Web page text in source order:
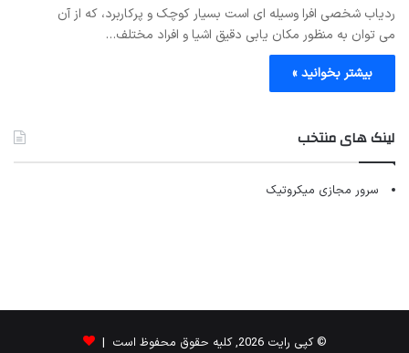
ردیاب شخصی افرا وسیله ای است بسیار کوچک و پرکاربرد، که از آن
می توان به منظور مکان یابی دقیق اشیا و افراد مختلف…
بیشتر بخوانید »
لینک های منتخب
سرور مجازی میکروتیک
© کپی رایت 2026, کلیه حقوق محفوظ است |